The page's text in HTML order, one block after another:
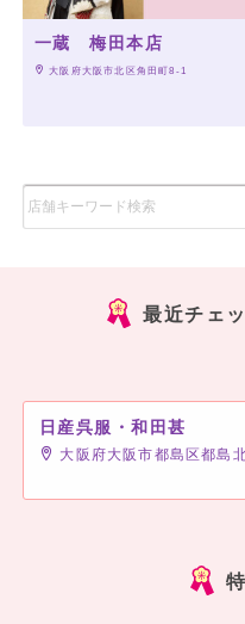
一蔵 梅田本店
大阪府大阪市北区角田町8-1
最近チェ
日産呉服・和田甚
大阪府大阪市都島区都島